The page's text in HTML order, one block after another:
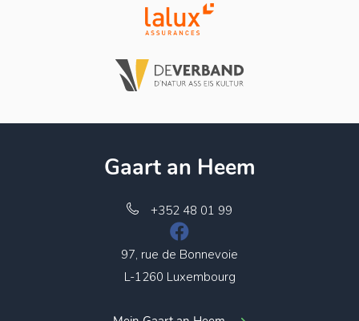
Gaart an Heem
+352 48 01 99
97, rue de Bonnevoie
L-1260 Luxembourg